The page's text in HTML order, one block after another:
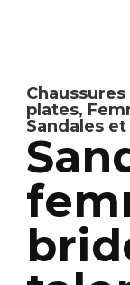
plates,
Sandales